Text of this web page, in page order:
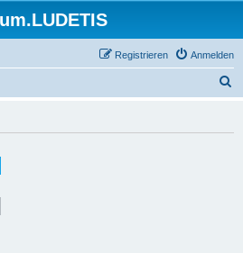
Anmelden
Registrieren